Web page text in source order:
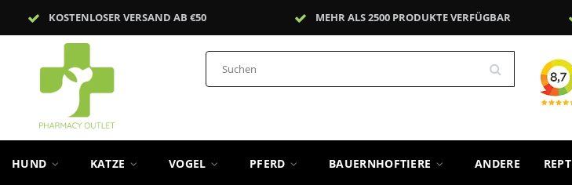
KOSTENLOSER VERSAND AB €50 MEHR ALS 2500 PRODUKTE VERFÜGBAR
HUND KATZE VOGEL PFERD BAUERNHOFTIERE ANDERE